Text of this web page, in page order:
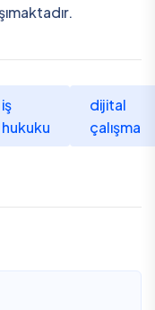
iş
hukuku
dijital
çalışma